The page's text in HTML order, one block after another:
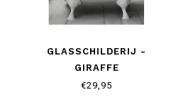
GLASSCHILDERIJ -
GIRAFFE
€29,95